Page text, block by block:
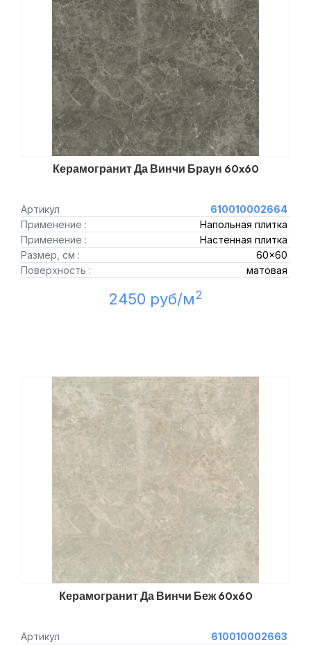
Керамогранит Да Винчи Браун 60x60
Артикул
610010002664
Применение :
Напольная плитка
Применение :
Настенная плитка
Размер, см :
60x60
Поверхность :
матовая
2450 руб/м2
Керамогранит Да Винчи Беж 60x60
Артикул
610010002663